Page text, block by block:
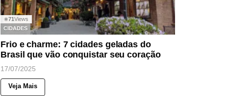
◉71Views
CIDADES
Frio e charme: 7 cidades geladas do
Brasil que vão conquistar seu coração
17/07/2025
Veja Mais